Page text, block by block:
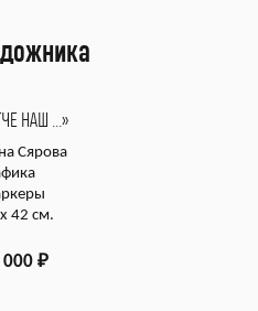
НАШ …»
Сярова
42 см.
000 ₽